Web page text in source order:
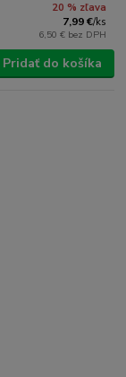
20 % zľava
7,99 €/ks
6,50 € bez DPH
Pridať do košíka